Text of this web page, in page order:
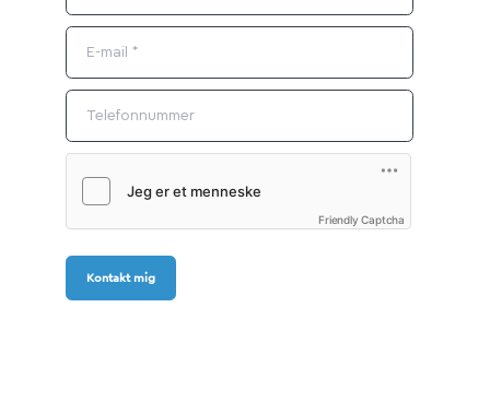
Friendly Captcha
Kontakt mig